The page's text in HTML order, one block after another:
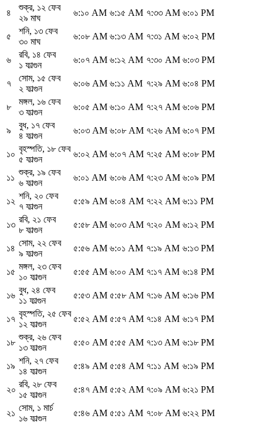
৪
শুক্র, ১২ ফেব
২৯ মাঘ
৬:১০ AM ৬:১৫ AM ৭:৩৩ AM ৬:০১ PM
৫
শনি, ১৩ ফেব
৩০ মাঘ
৬:০৮ AM ৬:১৩ AM ৭:৩১ AM ৬:০২ PM
৬
রবি, ১৪ ফেব
১ ফাল্গুন
৬:০৭ AM ৬:১২ AM ৭:৩০ AM ৬:০৩ PM
৭
সোম, ১৫ ফেব
২ ফাল্গুন
৬:০৬ AM ৬:১১ AM ৭:২৯ AM ৬:০৪ PM
৮
মঙ্গল, ১৬ ফেব
৩ ফাল্গুন
৬:০৫ AM ৬:১০ AM ৭:২৭ AM ৬:০৬ PM
৯
বুধ, ১৭ ফেব
৪ ফাল্গুন
৬:০৩ AM ৬:০৮ AM ৭:২৬ AM ৬:০৭ PM
১০
বৃহস্পতি, ১৮ ফেব
৫ ফাল্গুন
৬:০২ AM ৬:০৭ AM ৭:২৫ AM ৬:০৮ PM
১১
শুক্র, ১৯ ফেব
৬ ফাল্গুন
৬:০১ AM ৬:০৬ AM ৭:২৩ AM ৬:০৯ PM
১২
শনি, ২০ ফেব
৭ ফাল্গুন
৫:৫৯ AM ৬:০৪ AM ৭:২২ AM ৬:১১ PM
১৩
রবি, ২১ ফেব
৮ ফাল্গুন
৫:৫৮ AM ৬:০৩ AM ৭:২০ AM ৬:১২ PM
১৪
সোম, ২২ ফেব
৯ ফাল্গুন
৫:৫৬ AM ৬:০১ AM ৭:১৯ AM ৬:১৩ PM
১৫
মঙ্গল, ২৩ ফেব
১০ ফাল্গুন
৫:৫৫ AM ৬:০০ AM ৭:১৭ AM ৬:১৪ PM
১৬
বুধ, ২৪ ফেব
১১ ফাল্গুন
৫:৫৩ AM ৫:৫৮ AM ৭:১৬ AM ৬:১৬ PM
১৭
বৃহস্পতি, ২৫ ফেব
১২ ফাল্গুন
৫:৫২ AM ৫:৫৭ AM ৭:১৪ AM ৬:১৭ PM
১৮
শুক্র, ২৬ ফেব
১৩ ফাল্গুন
৫:৫০ AM ৫:৫৫ AM ৭:১৩ AM ৬:১৮ PM
১৯
শনি, ২৭ ফেব
১৪ ফাল্গুন
৫:৪৯ AM ৫:৫৪ AM ৭:১১ AM ৬:১৯ PM
২০
রবি, ২৮ ফেব
১৫ ফাল্গুন
৫:৪৭ AM ৫:৫২ AM ৭:০৯ AM ৬:২১ PM
২১
সোম, ১ মার্চ
১৬ ফাল্গুন
৫:৪৬ AM ৫:৫১ AM ৭:০৮ AM ৬:২২ PM